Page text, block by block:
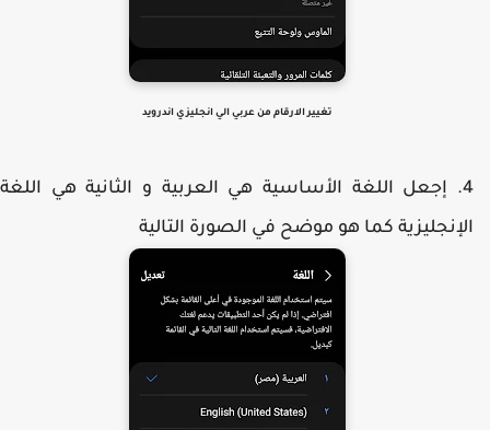
تغيير الارقام من عربي الي انجليزي اندرويد
إجعل اللغة الأساسية هي العربية و الثانية هي اللغة
كما هو موضح في الصورة التالية